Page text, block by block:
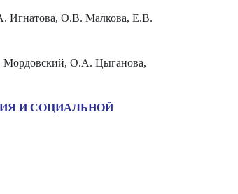
Игнатова, О.В. Малкова, Е.В.
Мордовский, О.А. Цыганова,
И СОЦИАЛЬНОЙ